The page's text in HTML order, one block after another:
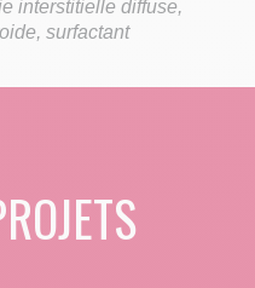
interstitielle diffuse,
surfactant